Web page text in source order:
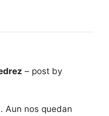
– post by
Aun nos quedan